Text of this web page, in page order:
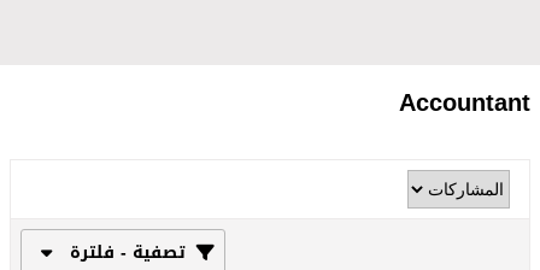
Accountant
تصفية - فلترة